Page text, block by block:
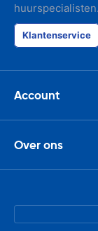
huurspecialisten.
Klantenservice
Account
Over ons